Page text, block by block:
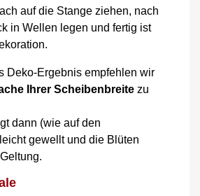
auf die Stange ziehen, nach
in Wellen legen und fertig ist
Deko-Ergebnis empfehlen wir
Ihrer Scheibenbreite zu
dann (wie auf den
gewellt und die Blüten